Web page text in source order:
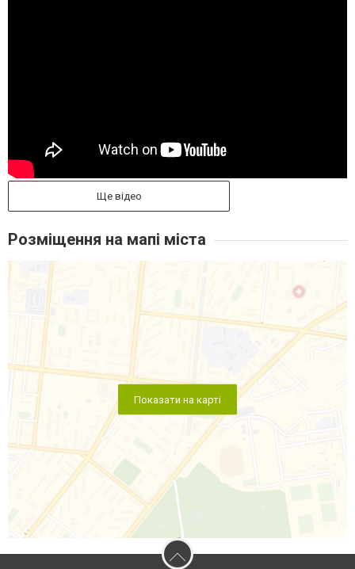
Ще відео
Розміщення на мапі міста
Показати на карті